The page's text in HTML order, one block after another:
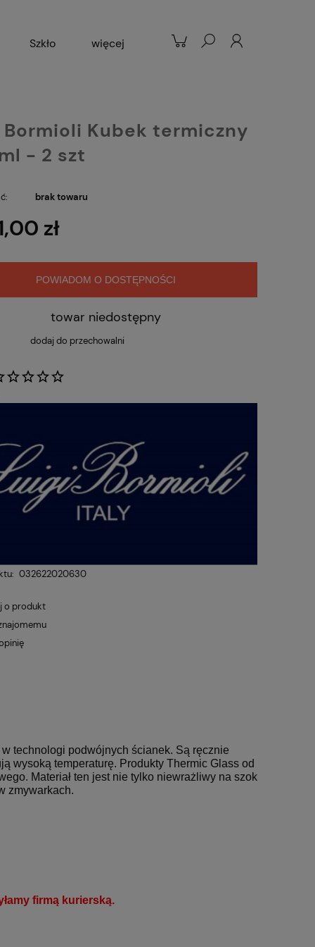
Szkło więcej
Bormioli Kubek termiczny
- 2 szt
brak towaru
zł
POWIADOM O DOSTĘPNOŚCI
towar niedostępny
dodaj do przechowalni
032622020630
o produkt
technologi podwójnych ścianek. Są ręcznie
wysoką temperaturę. Produkty Thermic Glass od
Materiał ten jest nie tylko niewrażliwy na szok
zmywarkach.
firmą kurierską.